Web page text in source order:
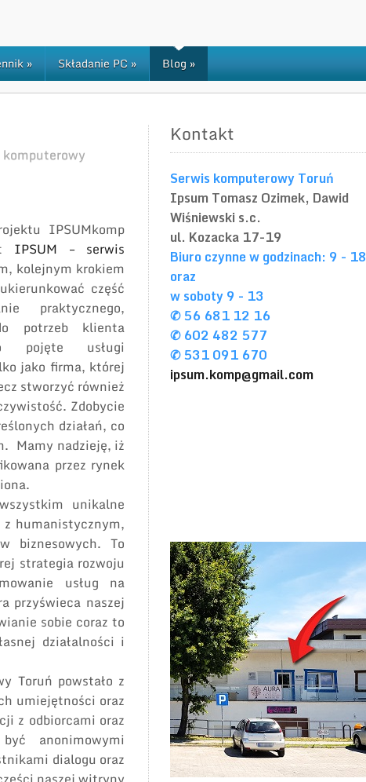
» Składanie PC» Blog »
IPSUMkomp
IPSUM – serwis
kolejnym krokiem
część
praktycznego,
potrzeb klienta
pojęte usługi
jako firma, której
stworzyć również
Zdobycie
działań, co
Mamy nadzieję, iż
przez rynek
unikalne
humanistycznym,
biznesowych. To
strategia rozwoju
usług na
przyświeca naszej
sobie coraz to
działalności i
Toruń powstało z
umiejętności oraz
z odbiorcami oraz
anonimowymi
dialogu oraz
Kontakt
Serwis komputerowy Toruń
Ipsum Tomasz Ozimek, Dawid
Wiśniewski s.c.
ul. Kozacka 17-19
Biuro czynne w godzinach: 9 - 18
oraz
w soboty 9 - 13
✆ 56 681 12 16
✆ 602 482 577
✆ 531 091 670
ipsum.komp@gmail.com